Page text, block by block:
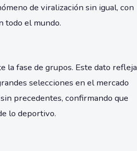
de viralización sin igual, con
todo el mundo.
la fase de grupos. Este dato refleja
selecciones en el mercado
precedentes, confirmando que
lo deportivo.